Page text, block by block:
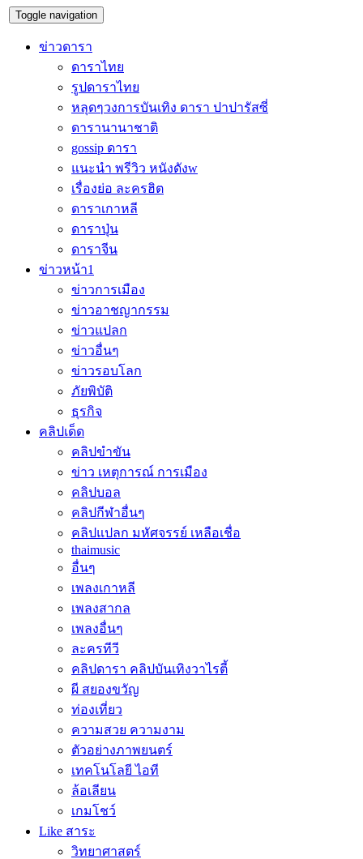
Toggle navigation
ข่าวดารา
ดาราไทย
รูปดาราไทย
หลุดๆวงการบันเทิง ดารา ปาปารัสซี่
ดารานานาชาติ
gossip ดารา
แนะนำ พรีวิว หนังดังw
เรื่องย่อ ละครฮิต
ดาราเกาหลี
ดาราปุ่น
ดาราจีน
ข่าวหน้า1
ข่าวการเมือง
ข่าวอาชญากรรม
ข่าวแปลก
ข่าวอื่นๆ
ข่าวรอบโลก
ภัยพิบัติ
ธุรกิจ
คลิปเด็ด
คลิปขำขัน
ข่าว เหตุการณ์ การเมือง
คลิปบอล
คลิปกีฬาอื่นๆ
คลิปแปลก มหัศจรรย์ เหลือเชื่อ
thaimusic
อื่นๆ
เพลงเกาหลี
เพลงสากล
เพลงอื่นๆ
ละครทีวี
คลิปดารา คลิปบันเทิงวาไรตี้
ผี สยองขวัญ
ท่องเที่ยว
ความสวย ความงาม
ตัวอย่างภาพยนตร์
เทคโนโลยี ไอที
ล้อเลียน
เกมโชว์
Like สาระ
วิทยาศาสตร์